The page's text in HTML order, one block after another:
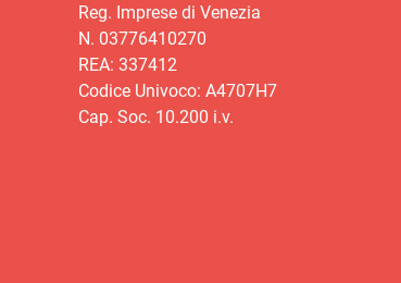
Reg. Imprese di Venezia
N. 03776410270
REA: 337412
Codice Univoco: A4707H7
Cap. Soc. 10.200 i.v.